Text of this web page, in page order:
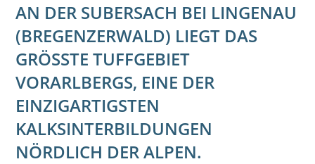
AN DER SUBERSACH BEI LINGENAU
(BREGENZERWALD) LIEGT DAS
GRÖSSTE TUFFGEBIET V
ORARLBERGS, EINE DER E
INZIGARTIGSTEN K
ALKSINTERBILDUNGEN N
ÖRDLICH DER ALPEN.